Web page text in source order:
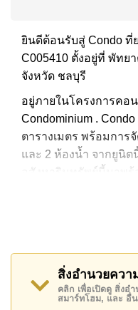
ยินดีต้อนรับสู่ Condo ที่
C005410 ตั้งอยู่ที่ พัทย
จังหวัด ชลบุรี
อยู่ภายในโครงการคอ
Condominium .
ตารางเมตร พร้อมกา
และ 2 ห้องน้ำ จากยูนิต
อสังหาริมทรัพย์นี้มาพร้
สิ่งอำนวยความสะดวก
CC Condominium มีสิ่
ได้แก่ สไลเดอร์, ฟิสเน
กาแฟในสถานที่
สิ่งอำนวยควา
คลิก เพื่อเปิดดู สิ่งอ
สมาร์ทโฮม, และ อื่